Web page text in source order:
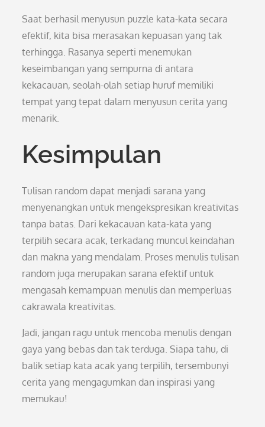
Saat berhasil menyusun puzzle kata-kata secara
efektif, kita bisa merasakan kepuasan yang tak
terhingga. Rasanya seperti menemukan
keseimbangan yang sempurna di antara
kekacauan, seolah-olah setiap huruf memiliki
tempat yang tepat dalam menyusun cerita yang
menarik.
Kesimpulan
Tulisan random dapat menjadi sarana yang
menyenangkan untuk mengekspresikan kreativitas
tanpa batas. Dari kekacauan kata-kata yang
terpilih secara acak, terkadang muncul keindahan
dan makna yang mendalam. Proses menulis tulisan
random juga merupakan sarana efektif untuk
mengasah kemampuan menulis dan memperluas
cakrawala kreativitas.
Jadi, jangan ragu untuk mencoba menulis dengan
gaya yang bebas dan tak terduga. Siapa tahu, di
balik setiap kata acak yang terpilih, tersembunyi
cerita yang mengagumkan dan inspirasi yang
memukau!